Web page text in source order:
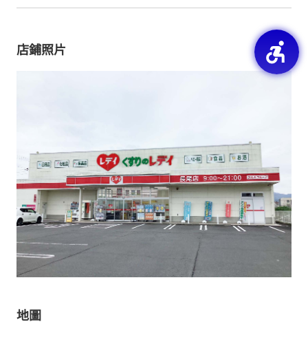
店鋪照片
地圖